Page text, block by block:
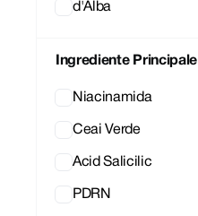
d'Alba
Ingrediente Principale
Niacinamida
Ceai Verde
Acid Salicilic
PDRN